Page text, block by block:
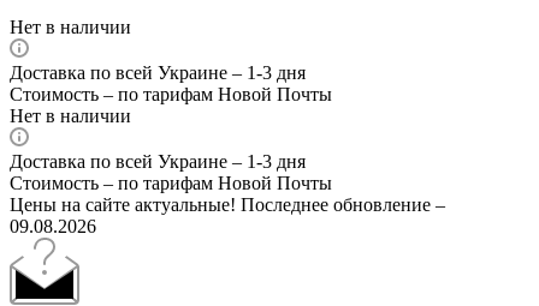
Нет в наличии
Доставка по всей Украине – 1-3 дня
Стоимость – по тарифам Новой Почты
Нет в наличии
Доставка по всей Украине – 1-3 дня
Стоимость – по тарифам Новой Почты
Цены на сайте актуальные! Последнее обновление –
09.08.2026